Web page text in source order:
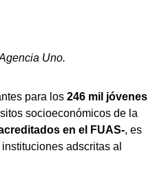
Uno.
para los 246 mil jóvenes
socioeconómicos de la
en el FUAS-, es
adscritas al